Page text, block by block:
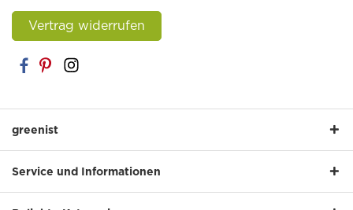
Vertrag widerrufen
greenist
Service und Informationen